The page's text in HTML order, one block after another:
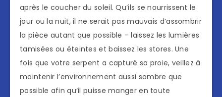
après le coucher du soleil. Qu’ils se nourrissent le
jour ou la nuit, il ne serait pas mauvais d’assombrir
la pièce autant que possible – laissez les lumières
tamisées ou éteintes et baissez les stores. Une
fois que votre serpent a capturé sa proie, veillez à
maintenir l’environnement aussi sombre que
possible afin qu’il puisse manger en toute